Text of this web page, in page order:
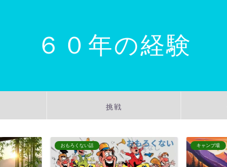
６０年の経験
挑戦
おもろくない話 キャンプ場